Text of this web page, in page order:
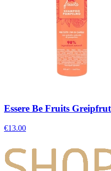
Essere Be Fruits
€13.00